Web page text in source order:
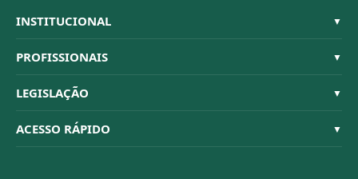
INSTITUCIONAL ▼
Sistema CFBM
Quem Somos
Organograma
Conselheiros
PROFISSIONAIS ▼
Habilitações
Código de Ética
Dúvidas Frequentes
LEGISLAÇÃO ▼
Resoluções
ACESSO RÁPIDO ▼